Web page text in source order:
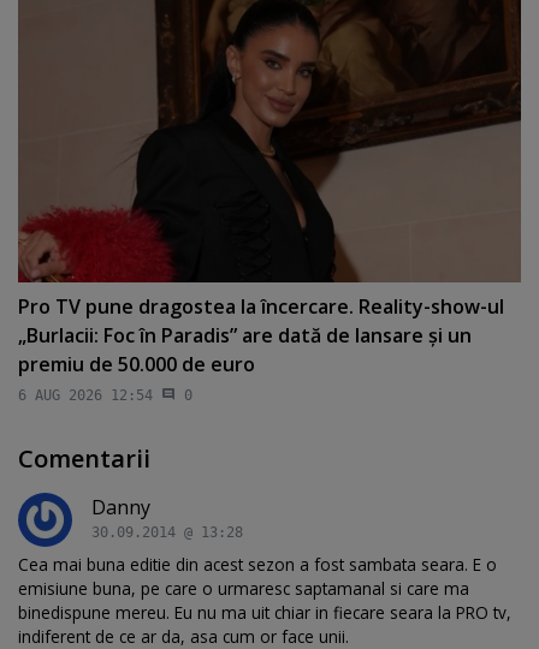
Pro TV pune dragostea la încercare. Reality-show-ul
„Burlacii: Foc în Paradis” are dată de lansare şi un
premiu de 50.000 de euro
6 AUG 2026 12:54 0
Comentarii
Danny
30.09.2014 @ 13:28
Cea mai buna editie din acest sezon a fost sambata seara. E o
emisiune buna, pe care o urmaresc saptamanal si care ma
binedispune mereu. Eu nu ma uit chiar in fiecare seara la PRO tv,
indiferent de ce ar da, asa cum or face unii.